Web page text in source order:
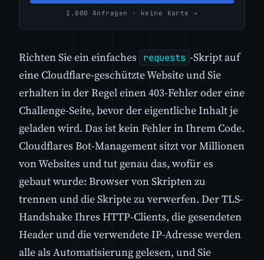
1.000 Anfragen · keine Karte →
Richten Sie ein einfaches requests -Skript auf
eine Cloudflare-geschützte Website und Sie
erhalten in der Regel einen 403-Fehler oder eine
Challenge-Seite, bevor der eigentliche Inhalt je
geladen wird. Das ist kein Fehler in Ihrem Code.
Cloudflares Bot-Management sitzt vor Millionen
von Websites und tut genau das, wofür es
gebaut wurde: Browser von Skripten zu
trennen und die Skripte zu verwerfen. Der TLS-
Handshake Ihres HTTP-Clients, die gesendeten
Header und die verwendete IP-Adresse werden
alle als Automatisierung gelesen, und Sie